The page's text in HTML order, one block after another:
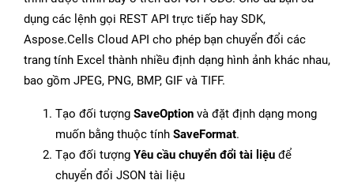
dụng các lệnh gọi REST API trực tiếp hay SDK,
Aspose.Cells Cloud API cho phép bạn chuyển đổi các
trang tính Excel thành nhiều định dạng hình ảnh khác nhau,
bao gồm JPEG, PNG, BMP, GIF và TIFF.
Tạo đối tượng SaveOption và đặt định dạng mong
muốn bằng thuộc tính SaveFormat.
Tạo đối tượng Yêu cầu chuyển đổi tài liệu để
chuyển đổi JSON tài liệu